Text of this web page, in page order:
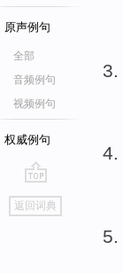
原声例句
全部
音频例句
视频例句
权威例句
go
top
返回词典